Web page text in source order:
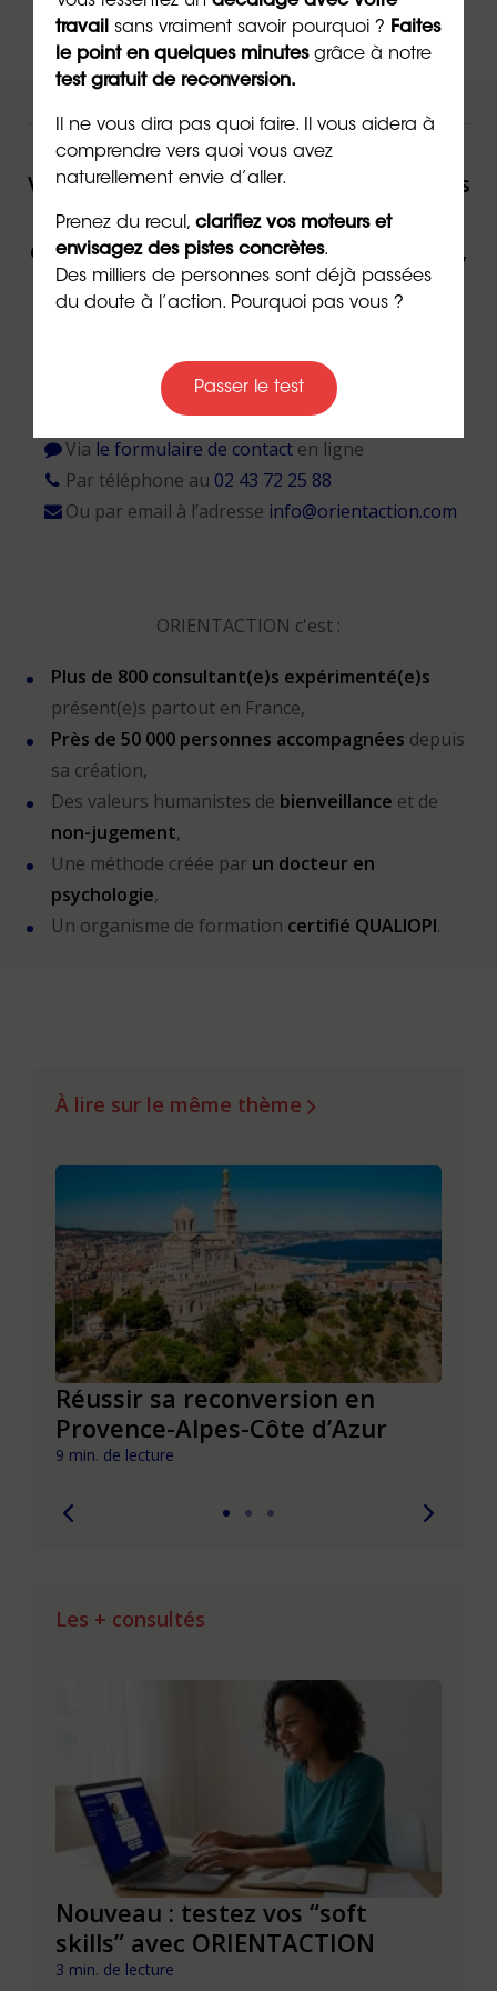
NOUS VOUS ACCOMPAGNONS !
Vous souhaitez être accompagné(e) dans
votre reconversion ou dans votre
évolution professionnelle par un expert,
contactez ORIENTACTION.
Contacter un(e) conseiller(ère)
Via le formulaire de contacten ligne
Par téléphone au 02 43 72 25 88
Ou par email à l’adresse info@orientaction.com
ORIENTACTION c'est :
Plus de 800 consultant(e)s expérimenté(e)s
présent(e)s partout en France,
Près de 50 000 personnes accompagnées depuis
sa création,
Des valeurs humanistes de bienveillance et de
non-jugement,
Une méthode créée par un docteur en
psychologie,
Un organisme de formation certifié QUALIOPI.
À lire sur le même thème
Réussir sa reconversion en
Provence-Alpes-Côte d’Azur
9 min. de lecture
Les + consultés
Nouveau : testez vos “soft
skills” avec ORIENTACTION
3 min. de lecture
travail sans vraiment savoir pourquoi ? Faites
le point en quelques minutesgrâce à notre
test gratuit de reconversion.
Il ne vous dira pas quoi faire. Il vous aidera à
comprendre vers quoi vous avez
naturellement envie d’aller.
Prenez du recul, clarifiez vos moteurs et
envisagez des pistes concrètes.
Des milliers de personnes sont déjà passées
du doute à l’action. Pourquoi pas vous ?
Passer le test